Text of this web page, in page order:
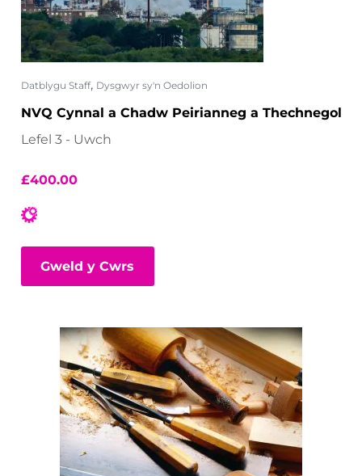
Datblygu Staff, Dysgwyr sy'n Oedolion
NVQ Cynnal a Chadw Peirianneg a Thechnegol
Lefel 3 - Uwch
£400.00
Gweld y Cwrs